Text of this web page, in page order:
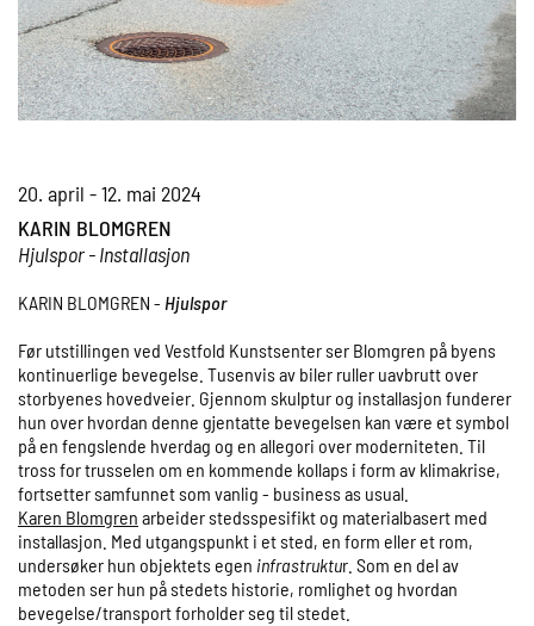
20. april - 12. mai 2024
KARIN BLOMGREN
Hjulspor - Installasjon
KARIN BLOMGREN - Hjulspor
Før utstillingen ved Vestfold Kunstsenter ser Blomgren på byens
kontinuerlige bevegelse. Tusenvis av biler ruller uavbrutt over
storbyenes hovedveier. Gjennom skulptur og installasjon funderer
hun over hvordan denne gjentatte bevegelsen kan være et symbol
på en fengslende hverdag og en allegori over moderniteten. Til
tross for trusselen om en kommende kollaps i form av klimakrise,
fortsetter samfunnet som vanlig - business as usual.
Karen Blomgren arbeider stedsspesifikt og materialbasert med
installasjon. Med utgangspunkt i et sted, en form eller et rom,
undersøker hun objektets egen infrastruktur. Som en del av
metoden ser hun på stedets historie, romlighet og hvordan
bevegelse/transport forholder seg til stedet.